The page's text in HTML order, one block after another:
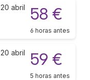
20 abril 58 €
6 horas antes
20 abril 59 €
5 horas antes